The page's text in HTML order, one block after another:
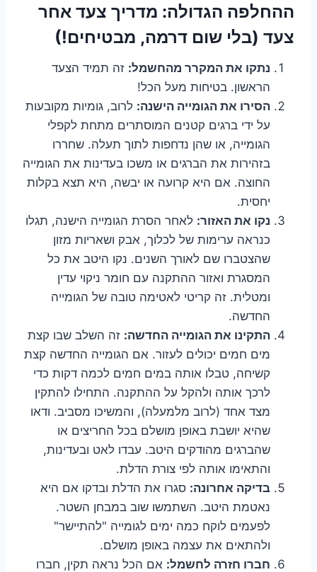
ההחלפה הגדולה: מדריך צעד אחר
צעד (בלי שום דרמה, מבטיחים!)
נתקו את המקרר מהחשמל: זה תמיד הצעד
הראשון. בטיחות מעל הכל!
הסירו את הגומייה הישנה: לרוב, גומיות מקובעות
על ידי ברגים קטנים המוסתרים מתחת לקפלי
הגומייה, או שהן נדחפות לתוך תעלה. שחררו
בזהירות את הברגים או משכו בעדינות את הגומייה
החוצה. אם היא קרועה או יבשה, היא תצא בקלות
יחסית.
נקו את האזור: לאחר הסרת הגומייה הישנה, תגלו
כנראה ערימות של לכלוך, אבק ושאריות מזון
שהצטברו שם לאורך השנים. נקו היטב את כל
המסגרת ואזור ההתקנה עם חומר ניקוי עדין
ומטלית. זה קריטי לאטימה טובה של הגומייה
החדשה.
התקינו את הגומייה החדשה: זה השלב שבו קצת
מים חמים יכולים לעזור. אם הגומייה החדשה קצת
קשיחה, טבלו אותה במים חמים לכמה דקות כדי
לרכך אותה ולהקל על ההתקנה. התחילו להתקין
מצד אחד (לרוב מלמעלה), והמשיכו מסביב. ודאו
שהיא יושבת באופן מושלם בכל החריצים או
שהברגים מהודקים היטב. עבדו לאט ובעדינות,
והתאימו אותה לפי צורת הדלת.
בדיקה אחרונה: סגרו את הדלת ובדקו אם היא
נאטמת היטב. השתמשו שוב במבחן השטר.
לפעמים לוקח כמה ימים לגומייה "להתיישר"
ולהתאים את עצמה באופן מושלם.
חברו חזרה לחשמל: אם הכל נראה תקין, חברו